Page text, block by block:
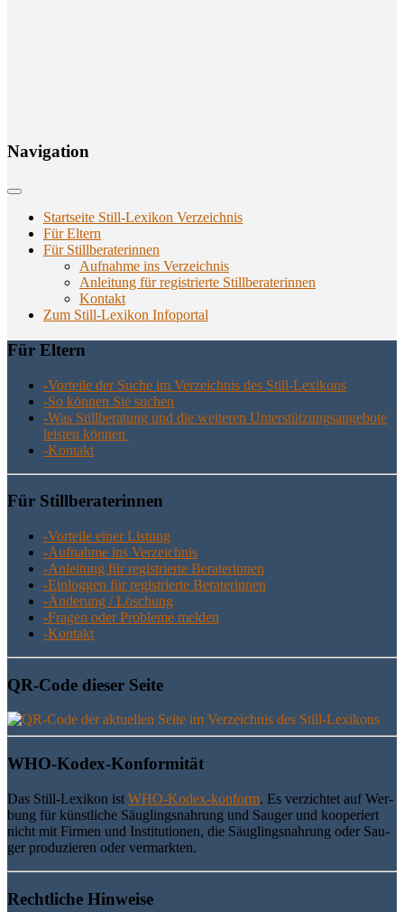
Navi­ga­ti­on
Startseite Still-Lexikon Verzeichnis
Für Eltern
Für Stillberaterinnen
Aufnahme ins Verzeichnis
Anlei­tung für regis­trier­te Stillberaterinnen
Kon­takt
Zum Still-Lexikon Infoportal
Für Eltern
-Vor­tei­le der Suche im Ver­zeich­nis des Still-Lexikons
-So kön­nen Sie suchen
-Was Still­be­ra­tung und die wei­te­ren Unter­stüt­zungs­an­ge­bo­te
leis­ten können
-Kon­takt
Für Still­be­ra­te­rin­nen
-Vor­tei­le einer Listung
-Auf­nah­me ins Verzeichnis
-Anlei­tung für regis­trier­te Beraterinnen
-Ein­log­gen für regis­trier­te Beraterinnen
-Ände­rung / Löschung
-Fra­gen oder Pro­ble­me melden
-Kon­takt
QR-Code die­ser Seite
WHO-Kodex-Kon­for­mi­tät
Das Still-Lexi­kon ist WHO-Kodex-kon­form. Es ver­zich­tet auf Wer­
bung für künst­li­che Säug­lings­nah­rung und Sau­ger und koope­riert
nicht mit Fir­men und Insti­tu­tio­nen, die Säug­lings­nah­rung oder Sau­
ger pro­du­zie­ren oder vermarkten.
Recht­li­che Hinweise